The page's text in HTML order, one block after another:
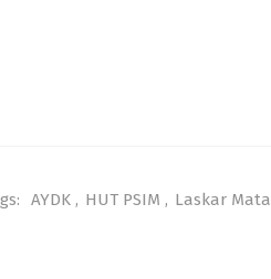
AYDK , HUT PSIM , Laskar